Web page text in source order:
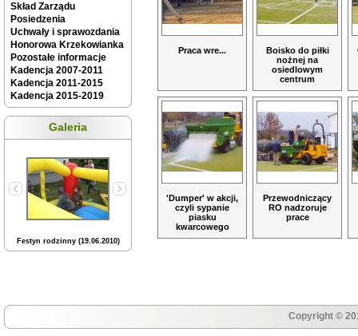
Skład Zarządu
Posiedzenia
Uchwały i sprawozdania
Honorowa Krzekowianka
Pozostałe informacje
Kadencja 2007-2011
Kadencja 2011-2015
Kadencja 2015-2019
Galeria
Festyn rodzinny (19.06.2010)
Praca wre...
Boisko do piłki
nożnej na
osiedlowym
centrum
'Dumper' w akcji,
czyli sypanie
piasku
kwarcowego
Przewodniczący
RO nadzoruje
prace
Copyright ©